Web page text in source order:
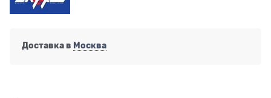
Доставка в Москва